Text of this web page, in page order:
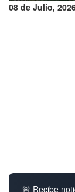
08 de Julio,
🚨 Recibe